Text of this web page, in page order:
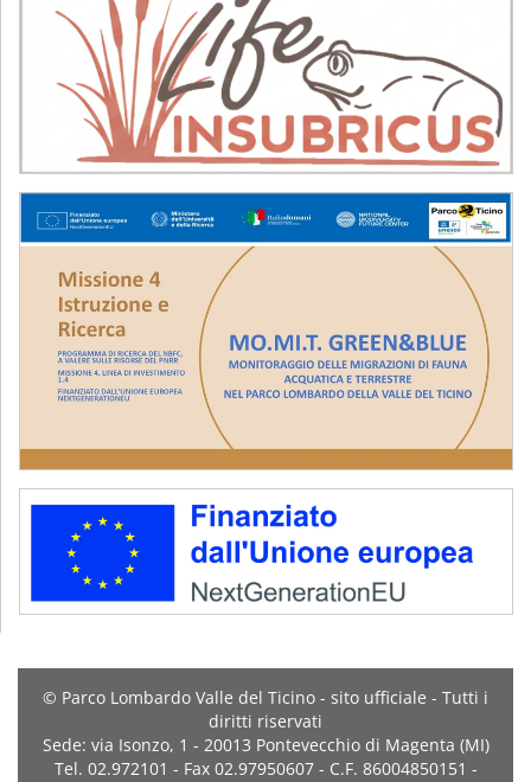
© Parco Lombardo Valle del Ticino - sito ufficiale - Tutti i
diritti riservati
Sede: via Isonzo, 1 - 20013 Pontevecchio di Magenta (MI)
Tel. 02.972101 - Fax 02.97950607 - C.F. 86004850151 -